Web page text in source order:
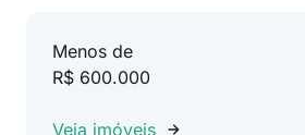
Menos de
R$ 600.000
Veja imóveis